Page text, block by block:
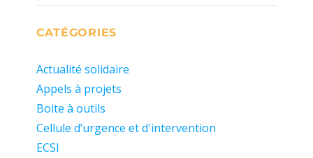
CATÉGORIES
Actualité solidaire
Appels à projets
Boite à outils
Cellule d’urgence et d'intervention
ECSI